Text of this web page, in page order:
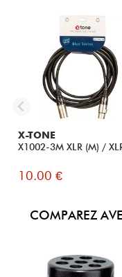
X-TONE
X1002-3M XLR (M) /
10.00 €
COMPAREZ